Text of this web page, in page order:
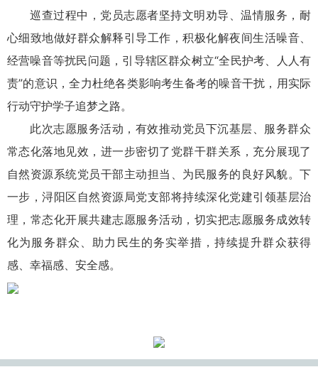
巡查过程中，党员志愿者坚持文明劝导、温情服务，耐
心细致地做好群众解释引导工作，积极化解夜间生活噪音、
经营噪音等扰民问题，引导辖区群众树立“全民护考、人人有
责”的意识，全力杜绝各类影响考生备考的噪音干扰，用实际
行动守护学子追梦之路。
此次志愿服务活动，有效推动党员下沉基层、服务群众
常态化落地见效，进一步密切了党群干群关系，充分展现了
自然资源系统党员干部主动担当、为民服务的良好风貌。下
一步，浔阳区自然资源局党支部将持续深化党建引领基层治
理，常态化开展共建志愿服务活动，切实把志愿服务成效转
化为服务群众、助力民生的务实举措，持续提升群众获得
感、幸福感、安全感。